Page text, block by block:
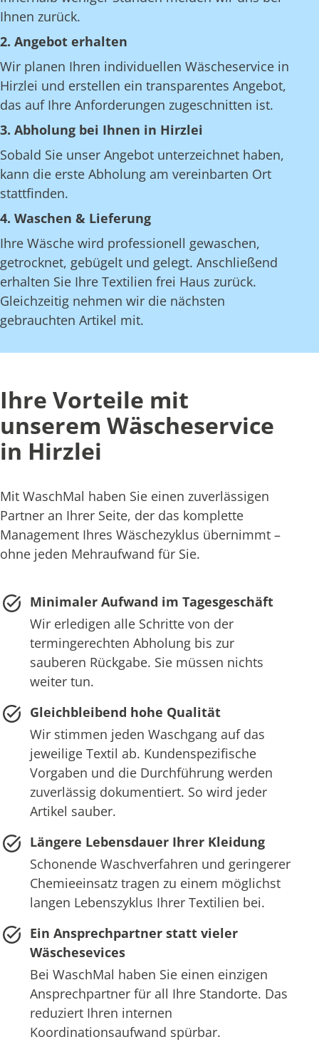
Ihnen zurück.
2. Angebot erhalten
Wir planen Ihren individuellen Wäscheservice in
Hirzlei und erstellen ein transparentes Angebot,
das auf Ihre Anforderungen zugeschnitten ist.
3. Abholung bei Ihnen in Hirzlei
Sobald Sie unser Angebot unterzeichnet haben,
kann die erste Abholung am vereinbarten Ort
stattfinden.
4. Waschen & Lieferung
Ihre Wäsche wird professionell gewaschen,
getrocknet, gebügelt und gelegt. Anschließend
erhalten Sie Ihre Textilien frei Haus zurück.
Gleichzeitig nehmen wir die nächsten
gebrauchten Artikel mit.
Ihre Vorteile mit
unserem Wäscheservice
in Hirzlei
Mit WaschMal haben Sie einen zuverlässigen
Partner an Ihrer Seite, der das komplette
Management Ihres Wäschezyklus übernimmt –
ohne jeden Mehraufwand für Sie.
Minimaler Aufwand im Tagesgeschäft
Wir erledigen alle Schritte von der
termingerechten Abholung bis zur
sauberen Rückgabe. Sie müssen nichts
weiter tun.
Gleichbleibend hohe Qualität
Wir stimmen jeden Waschgang auf das
jeweilige Textil ab. Kundenspezifische
Vorgaben und die Durchführung werden
zuverlässig dokumentiert. So wird jeder
Artikel sauber.
Längere Lebensdauer Ihrer Kleidung
Schonende Waschverfahren und geringerer
Chemieeinsatz tragen zu einem möglichst
langen Lebenszyklus Ihrer Textilien bei.
Ein Ansprechpartner statt vieler
Wäschesevices
Bei WaschMal haben Sie einen einzigen
Ansprechpartner für all Ihre Standorte. Das
reduziert Ihren internen
Koordinationsaufwand spürbar.